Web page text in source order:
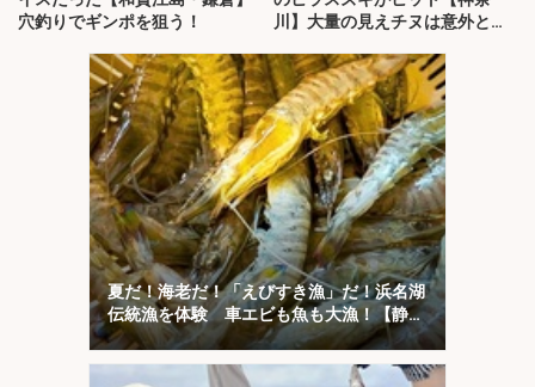
穴釣りでギンポを狙う！
川】大量の見えチヌは意外と難
夏だ！海老だ！「えびすき漁」だ！浜名湖
伝統漁を体験 車エビも魚も大漁！【静
岡】